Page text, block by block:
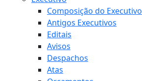
Composição do Executivo
Antigos Executivos
Editais
Avisos
Despachos
Atas